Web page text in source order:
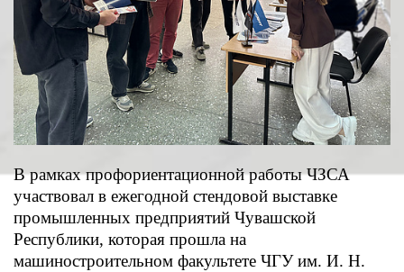
В рамках профориентационной работы ЧЗСА
участвовал в ежегодной стендовой выставке
промышленных предприятий Чувашской
Республики, которая прошла на
машиностроительном факультете ЧГУ им. И. Н.